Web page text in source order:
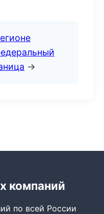
→
компаний
по всей России